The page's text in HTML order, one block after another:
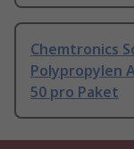
Chemtronics
Polypropylen
50 pro Paket